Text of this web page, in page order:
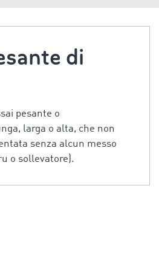
di
pesante o
larga o alta, che non
senza alcun messo
o sollevatore).